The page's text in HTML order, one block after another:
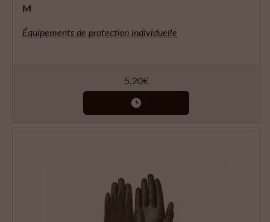
M
Équipements de protection individuelle
5,20€